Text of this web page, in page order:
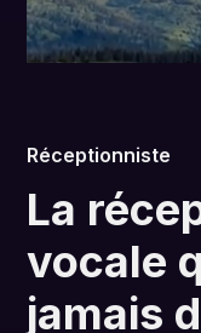
Réceptionniste
La
vocale
jamais